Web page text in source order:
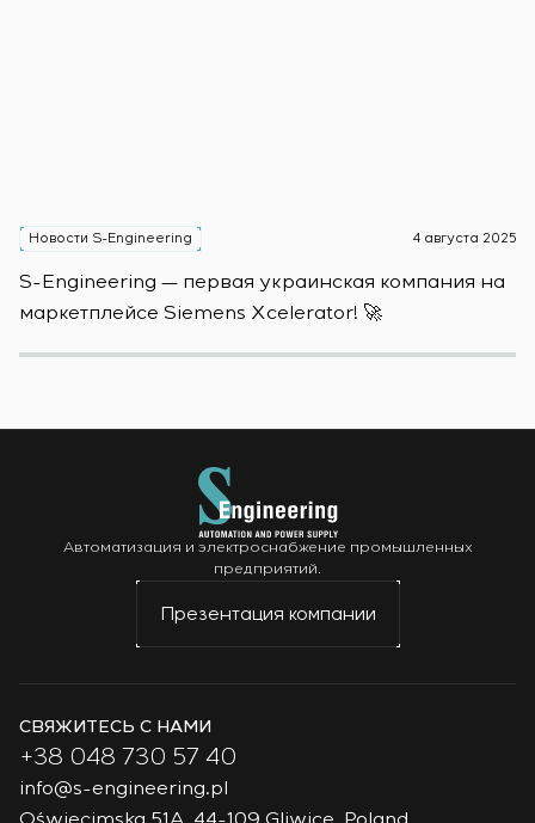
Новости S-Engineering 4 августа 2025
S-Engineering — первая украинская компания на
маркетплейсе Siemens Xcelerator! 🚀
Автоматизация и электроснабжение промышленных
предприятий.
Презентация компании
СВЯЖИТЕСЬ С НАМИ
+38 048 730 57 40
info@s-engineering.pl